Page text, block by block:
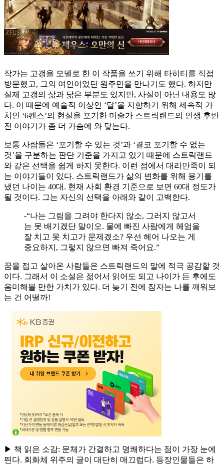
작가는 고갱을 모델로 한 이 작품을 쓰기 위해 타히티를 직접
방문했고, 그의 여인이었던 원주민을 만나기도 했다. 하지만
실제 고갱의 삶과 닮은 부분도 있지만, 사실이 아닌 내용도 많
다. 이 때문에 예술적 이상인 ‘달’을 지향하기 위해 세속적 가
치인 ‘6펜스’의 현실을 포기한 미술가 스트릭랜드의 인생 후반
전 이야기가 좀 더 가슴에 와 닿는다.
보통 사람들은 ‘포기할 수 있는 것’과 ‘결코 포기할 수 없는
것’을 구분하는 판단 기준을 가지고 있기 때문에 스트릭랜드
와 같은 선택을 쉽게 하지 못한다. 이런 점에서 대리만족이 되
는 이야기들이 있다. 스트릭랜드가 삶의 변화를 위해 용기를
냈던 나이는 40대. 현재 사회 환경 기준으로 보면 60대 정도가
될 것이다. 그는 자신의 선택을 아래와 같이 고백한다.
-“나는 그림을 그려야 한다지 않소, 그러지 않고서
는 못 배기겠단 말이오. 물에 빠진 사람에게 헤엄을
잘 치고 못 치고가 문제겠소? 우선 헤어 나오는 게
중요하지, 그렇지 않으면 빠져 죽어요.”
꿈을 접고 살아온 사람들은 스트릭랜드의 말에 적극 공감할 것
이다. 그래서 이 소설은 젊어서 읽어도 되고 나이가 든 후에도
음미해볼 만한 가치가 있다. 더 늦기 전에 잠자는 나를 깨워보
는 건 어떨까!
▶ 책 읽은 소감: 문체가 간결하고 명쾌하다는 점이 가장 눈에
띈다. 회화체 위주의 글이 대단히 매끄럽다. 등장인물들은 하